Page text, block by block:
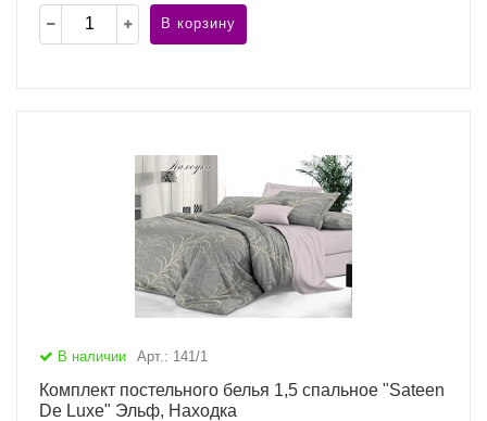
В корзину
В наличии Арт.: 141/1
Комплект постельного белья 1,5 спальное "Sateen
De Luxe" Эльф, Находка